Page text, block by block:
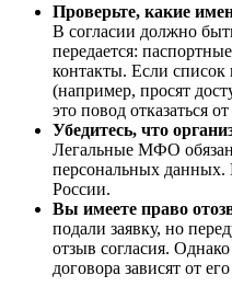
Проверьте, какие
В согласии должно
передается:
контакты. Если
(например, просят
это повод отказаться
Убедитесь, что
Легальные МФО
персональных данных.
России.
Вы имеете право
подали заявку, но
отзыв согласия.
договора зависят от